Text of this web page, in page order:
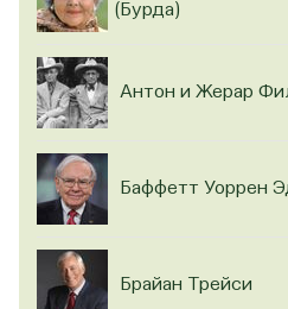
(Бурда)
Антон и Жерар
Баффетт Уоррен
Брайан Трейси